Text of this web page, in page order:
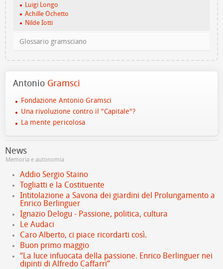
Luigi Longo
Achille Ochetto
Nilde Iotti
Glossario gramsciano
Antonio Gramsci
Fondazione Antonio Gramsci
Una rivoluzione contro il "Capitale"?
La mente pericolosa
News
Memoria e autonomia
Addio Sergio Staino
Togliatti e la Costituente
Intitolazione a Savona dei giardini del Prolungamento a
Enrico Berlinguer
Ignazio Delogu - Passione, politica, cultura
Le Audaci
Caro Alberto, ci piace ricordarti così.
Buon primo maggio
“La luce infuocata della passione. Enrico Berlinguer nei
dipinti di Alfredo Caffarri”